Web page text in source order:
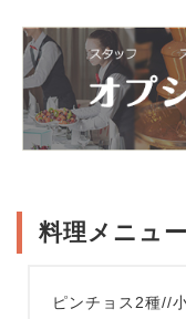
料理メニュー
ピンチョス2種//